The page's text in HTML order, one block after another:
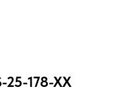
178-XX